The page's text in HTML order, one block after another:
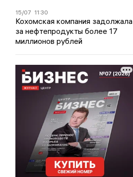
15/07 11:30
Кохомская компания задолжала
за нефтепродукты более 17
миллионов рублей